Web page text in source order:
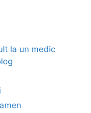
la un medic